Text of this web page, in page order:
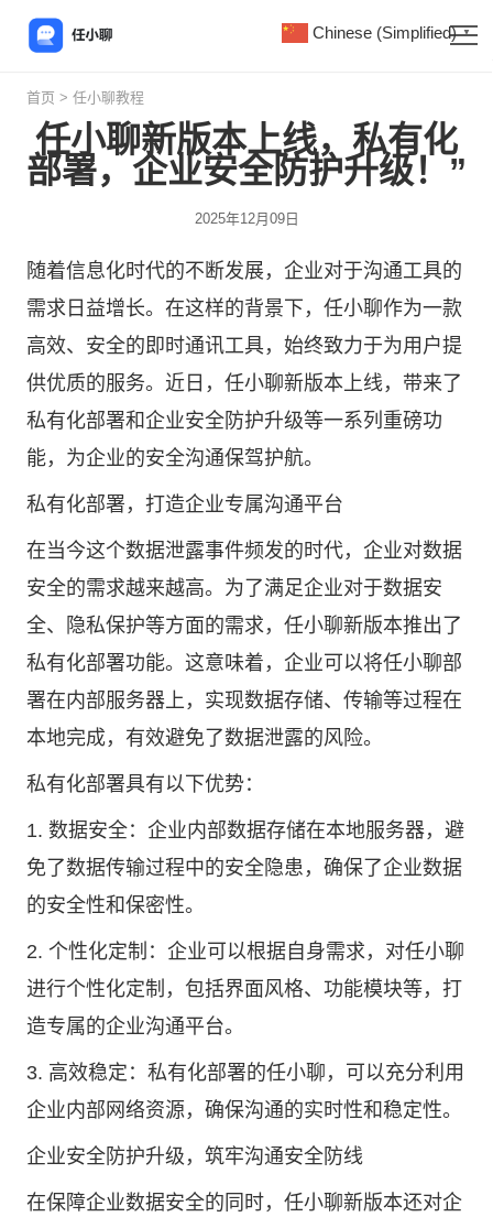
首页 > 任小聊教程
任小聊新版本上线，私有化
部署，企业安全防护升级！”
2025年12月09日
随着信息化时代的不断发展，企业对于沟通工具的
需求日益增长。在这样的背景下， 任小聊作为一款
高效、安全的即时通讯工具，始终致力于为用户提
供优质的服务。近日，任小聊新版本上线，带来了
私有化部署和企业安全防护升级等一系列重磅功
能，为企业的安全沟通保驾护航。
私有化部署，打造企业专属沟通平台
在当今这个数据泄露事件频发的时代，企业对数据
安全的需求越来越高。为了满足企业对于数据安
全、隐私保护等方面的需求，任小聊新版本推出了
私有化部署功能。这意味着，企业可以将任小聊部
署在内部服务器上，实现数据存储、传输等过程在
本地完成，有效避免了数据泄露的风险。
私有化部署具有以下优势：
1. 数据安全：企业内部数据存储在本地服务器，避
免了数据传输过程中的安全隐患，确保了企业数据
的安全性和保密性。
2. 个性化定制：企业可以根据自身需求，对任小聊
进行个性化定制，包括界面风格、功能模块等，打
造专属的企业沟通平台。
3. 高效稳定：私有化部署的任小聊，可以充分利用
企业内部网络资源，确保沟通的实时性和稳定性。
企业安全防护升级，筑牢沟通安全防线
在保障企业数据安全的同时，任小聊新版本还对企
Chinese (Simplified) ▼